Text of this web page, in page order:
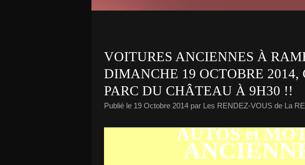
VOITURES ANCIENNES À
DIMANCHE 19 OCTOBRE 2014,
PARC DU CHÂTEAU À 9H30 !!
Publié le 19 Octobre 2014 par Les RENDEZ-VOUS de La
AUTOS et